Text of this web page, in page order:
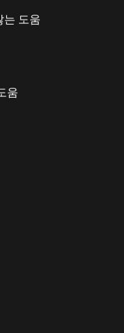
는 도움
움